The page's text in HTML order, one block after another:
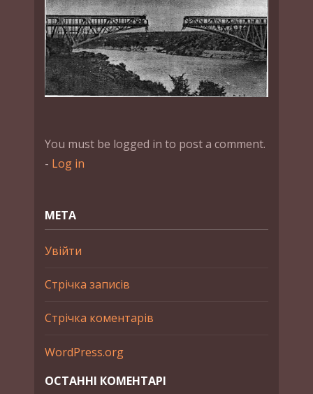
You must be logged in to post a comment.
- Log in
МЕТА
Увійти
Стрічка записів
Стрічка коментарів
WordPress.org
ОСТАННІ КОМЕНТАРІ